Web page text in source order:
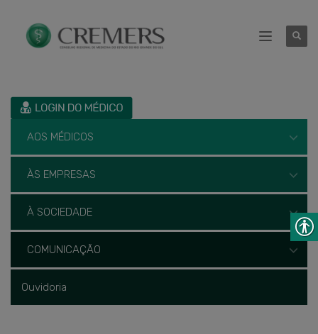
AOS MÉDICOS
ÀS EMPRESAS
À SOCIEDADE
COMUNICAÇÃO
Ouvidoria